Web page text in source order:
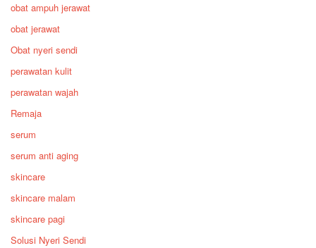
obat ampuh jerawat
obat jerawat
Obat nyeri sendi
perawatan kulit
perawatan wajah
Remaja
serum
serum anti aging
skincare
skincare malam
skincare pagi
Solusi Nyeri Sendi